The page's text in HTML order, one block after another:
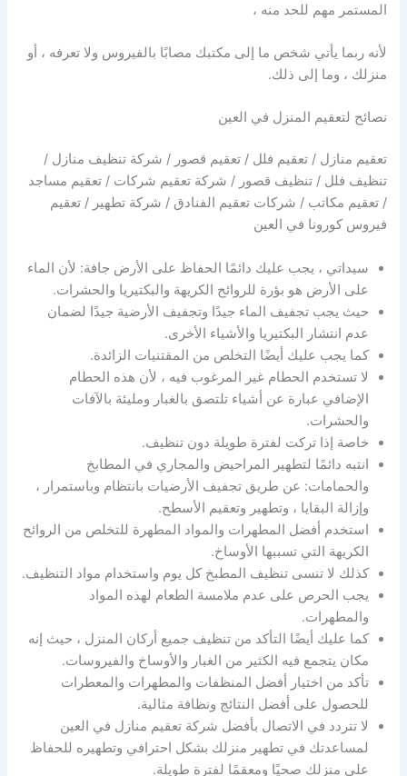
المستمر مهم للحد منه ،
لأنه ربما يأتي شخص ما إلى مكتبك مصابًا بالفيروس ولا تعرفه ، أو
منزلك ، وما إلى ذلك.
نصائح لتعقيم المنزل في العين
تعقيم منازل / تعقيم فلل / تعقيم قصور / شركة تنظيف منازل /
تنظيف فلل / تنظيف قصور / شركة تعقيم شركات / تعقيم مساجد
/ تعقيم مكاتب / شركات تعقيم الفنادق / شركة تطهير / تعقيم
فيروس كورونا في العين
سيداتي ، يجب عليك دائمًا الحفاظ على الأرض جافة: لأن الماء
على الأرض هو بؤرة للروائح الكريهة والبكتيريا والحشرات.
حيث يجب تجفيف الماء جيدًا وتجفيف الأرضية جيدًا لضمان
عدم انتشار البكتيريا والأشياء الأخرى.
كما يجب عليك أيضًا التخلص من المقتنيات الزائدة.
لا تستخدم الحطام غير المرغوب فيه ، لأن هذه الحطام
الإضافي عبارة عن أشياء تلتصق بالغبار ومليئة بالآفات
والحشرات.
خاصة إذا تركت لفترة طويلة دون تنظيف.
انتبه دائمًا لتطهير المراحيض والمجاري في المطابخ
والحمامات: عن طريق تجفيف الأرضيات بانتظام وباستمرار ،
وإزالة البقايا ، وتطهير وتعقيم الأسطح.
استخدم أفضل المطهرات والمواد المطهرة للتخلص من الروائح
الكريهة التي تسببها الأوساخ.
كذلك لا تنسى تنظيف المطبخ كل يوم واستخدام مواد التنظيف.
يجب الحرص على عدم ملامسة الطعام لهذه المواد
والمطهرات.
كما عليك أيضًا التأكد من تنظيف جميع أركان المنزل ، حيث إنه
مكان يتجمع فيه الكثير من الغبار والأوساخ والفيروسات.
تأكد من اختيار أفضل المنظفات والمطهرات والمعطرات
للحصول على أفضل النتائج ونظافة مثالية.
لا تتردد في الاتصال بأفضل شركة تعقيم منازل في العين
لمساعدتك في تطهير منزلك بشكل احترافي وتطهيره للحفاظ
على منزلك صحيًا ومعقمًا لفترة طويلة.